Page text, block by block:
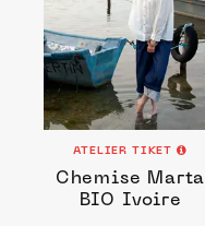
ATELIER TIKET
Chemise Marta
BIO Ivoire